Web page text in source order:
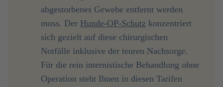
abgestorbenes Gewebe entfernt werden
muss. Der Hunde-OP-Schutz konzentriert
sich gezielt auf diese chirurgischen
Notfälle inklusive der teuren Nachsorge.
Für die rein internistische Behandlung ohne
Operation steht Ihnen in diesen Tarifen